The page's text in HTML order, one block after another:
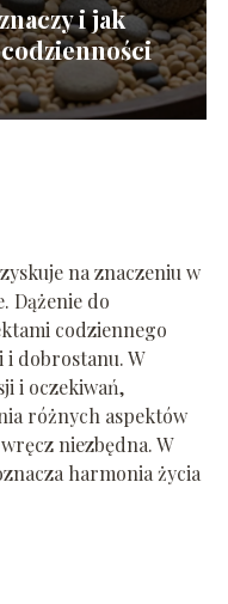
i jak
na znaczeniu w
Dążenie do
codziennego
i dobrostanu. W
i oczekiwań,
różnych aspektów
niezbędna. W
harmonia życia